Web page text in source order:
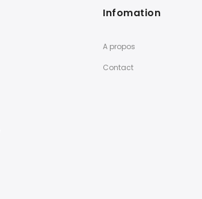
Infomation
A propos
Contact